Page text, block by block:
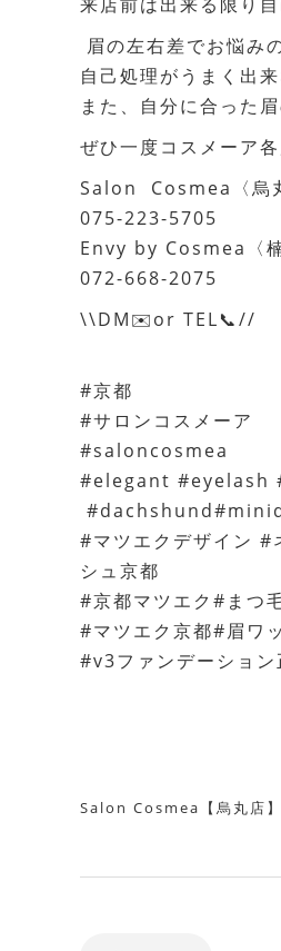
眉の左右差でお悩み
自己処理がうまく出来
また、自分に合った
ぜひ一度コスメーア
Salon Cosmea〈烏
075-223-5705
Envy by Cosmea〈楠
072-668-2075
\\DM✉️or TEL📞//
#京都
#サロンコスメーア
#saloncosmea
#elegant #eyelash
#マツエクデザイン #
シュ京都
#京都マツエク#まつ
#マツエク京都#眉ワ
#v3ファンデーショ
Salon Cosmea【烏丸店】